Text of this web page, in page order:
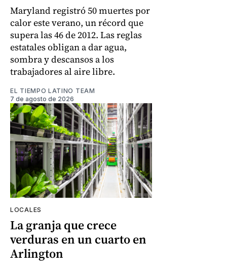
Maryland registró 50 muertes por
calor este verano, un récord que
supera las 46 de 2012. Las reglas
estatales obligan a dar agua,
sombra y descansos a los
trabajadores al aire libre.
EL TIEMPO LATINO TEAM
7 de agosto de 2026
LOCALES
La granja que crece
verduras en un cuarto en
Arlington